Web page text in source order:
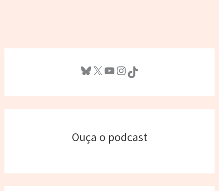
Bluesky X Youtube InstagramTikTok
Ouça o podcast